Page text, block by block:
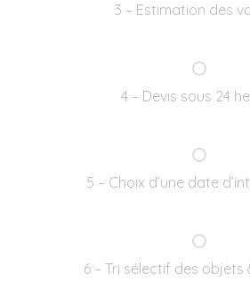
3 – Estimation des
4 – Devis sous 24
5 – Choix d’une date
6 – Tri sélectif des objets